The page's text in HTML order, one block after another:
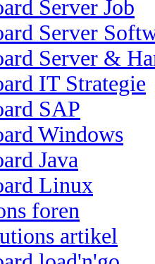
Server Job
Server
Server &
IT Strategie
SAP
Windows
Java
Linux
foren
artikel